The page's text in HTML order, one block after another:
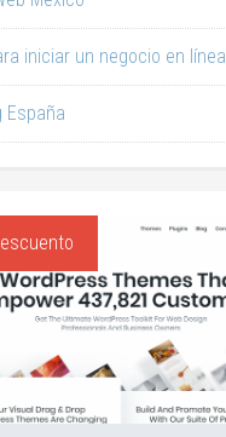
iniciar un negocio en línea
España